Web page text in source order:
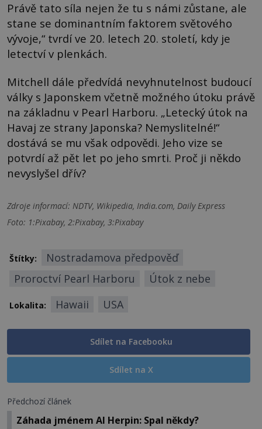
Právě tato síla nejen že tu s námi zůstane, ale
stane se dominantním faktorem světového
vývoje,“ tvrdí ve 20. letech 20. století, kdy je
letectví v plenkách.
Mitchell dále předvídá nevyhnutelnost budoucí
války s Japonskem včetně možného útoku právě
na základnu v Pearl Harboru. „Letecký útok na
Havaj ze strany Japonska? Nemyslitelné!“
dostává se mu však odpovědi. Jeho vize se
potvrdí až pět let po jeho smrti. Proč ji někdo
nevyslyšel dřív?
Zdroje informací: NDTV, Wikipedia, India.com, Daily Express
Foto: 1:Pixabay, 2:Pixabay, 3:Pixabay
Štítky:
Nostradamova předpověď
Proroctví Pearl Harboru
Útok z nebe
Lokalita: Hawaii USA
Sdílet na Facebooku
Sdílet na X
Předchozí článek
Záhada jménem Al Herpin: Spal někdy?